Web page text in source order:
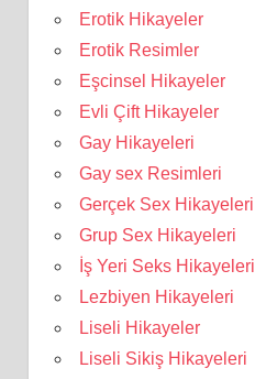
Erotik Hikayeler
Erotik Resimler
Eşcinsel Hikayeler
Evli Çift Hikayeler
Gay Hikayeleri
Gay sex Resimleri
Gerçek Sex Hikayeleri
Grup Sex Hikayeleri
İş Yeri Seks Hikayeleri
Lezbiyen Hikayeleri
Liseli Hikayeler
Liseli Sikiş Hikayeleri